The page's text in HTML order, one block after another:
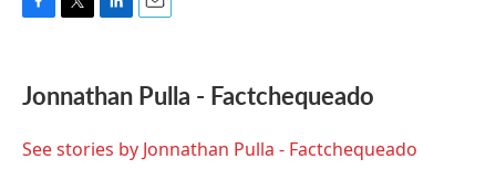
e
b
o
t
t
r
k
e
I
i
l
Jonnathan Pulla - Factchequeado
See stories by Jonnathan Pulla - Factchequeado